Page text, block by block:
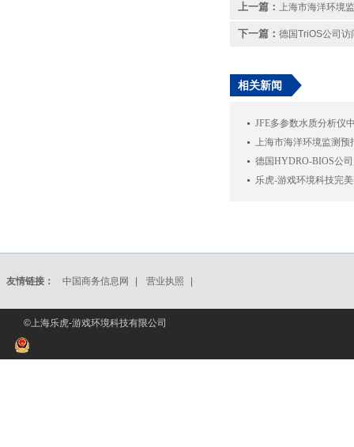
上一篇： 上海市海洋环境
下一篇： 德国TriOS公司
相关新闻
JFE多参数水质分析仪
上海市海洋环境监测预
德国HYDRO-BIOS公
乐虎-游戏环境科技完
友情链接： 中国商务信息网 营业执照
©上海乐虎-游戏环境科技有限公司